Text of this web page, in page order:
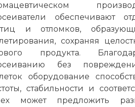
обеспечивают
и отломков,
сохраняя
продукта.
без
оборудование
стабильности и
может предложить